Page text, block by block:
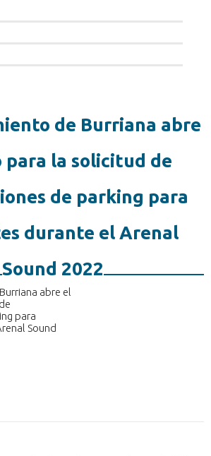
de Burriana abre
para la solicitud de
de parking para
durante el Arenal
Sound 2022